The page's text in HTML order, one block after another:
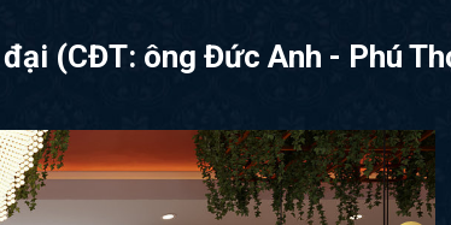
(CĐT: ông Đức Anh - Phú